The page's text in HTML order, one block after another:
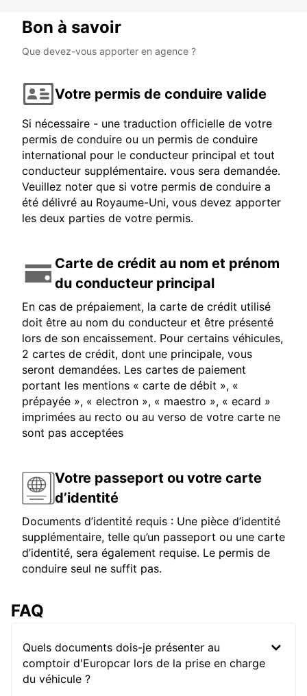
Bon à savoir
Que devez-vous apporter en agence ?
Votre permis de conduire valide
Si nécessaire - une traduction officielle de votre
permis de conduire ou un permis de conduire
international pour le conducteur principal et tout
conducteur supplémentaire. vous sera demandée.
Veuillez noter que si votre permis de conduire a
été délivré au Royaume-Uni, vous devez apporter
les deux parties de votre permis.
Carte de crédit au nom et prénom
du conducteur principal
En cas de prépaiement, la carte de crédit utilisé
doit être au nom du conducteur et être présenté
lors de son encaissement. Pour certains véhicules,
2 cartes de crédit, dont une principale, vous
seront demandées. Les cartes de paiement
portant les mentions « carte de débit », «
prépayée », « electron », « maestro », « ecard »
imprimées au recto ou au verso de votre carte ne
sont pas acceptées
Votre passeport ou votre carte
d’identité
Documents d’identité requis : Une pièce d’identité
supplémentaire, telle qu’un passeport ou une carte
d’identité, sera également requise. Le permis de
conduire seul ne suffit pas.
FAQ
Quels documents dois-je présenter au
comptoir d'Europcar lors de la prise en charge
du véhicule ?